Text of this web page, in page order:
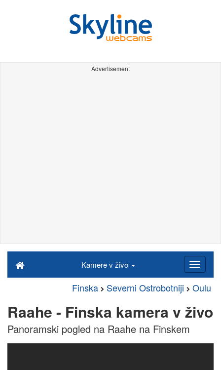
Advertisement
Kamere v živo
Finska Severni Ostrobotniji Oulu
Raahe - Finska kamera v živo
Panoramski pogled na Raahe na Finskem